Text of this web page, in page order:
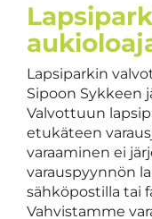
Lapsiparkin
Sipoon Sykkeen
Valvottuun
etukäteen
varaaminen ei
varauspyynnön
sähköpostilla tai
Vahvistamme